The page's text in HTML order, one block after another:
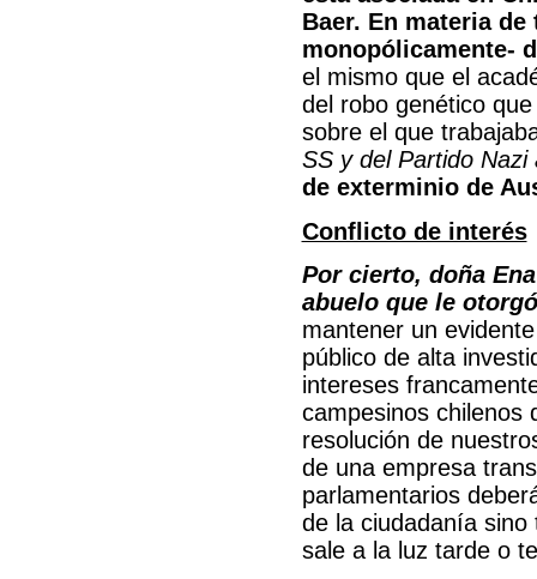
Baer. En materia
monopólicamente-
el mismo que el
del robo genético
sobre el que
SS y del Partido
de exterminio de
Conflicto de interés
Por cierto, doña
abuelo que le
mantener un
público de alta
intereses
campesinos chilenos
resolución de
de una empresa
parlamentarios
de la ciudadanía sino
sale a la luz tarde o